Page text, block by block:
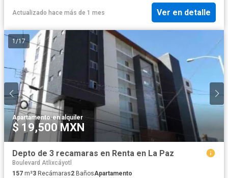
Actualizado hace más de 1 mes Ver en detalle
1 /17
Apartamento·en alquiler
$ 19,500 MXN
Depto de 3 recamaras en Renta en La Paz
Boulevard Atlixcáyotl
157 m²3 Recámaras2 BañosApartamento